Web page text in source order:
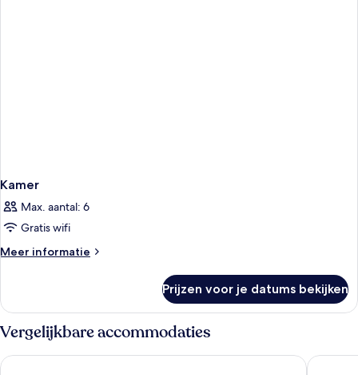
Kamer
Max. aantal: 6
Gratis wifi
Meer informatie
Meer
Prijzen voor je datums bekijken
Vergelijkbare accommodaties
Amaria Beach Resort La